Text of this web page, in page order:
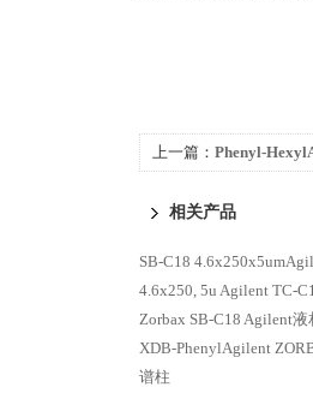
上一篇： Phenyl-
相关产品
SB-C18
4.6x250, 5u Agilent TC-
Zorbax SB-C18 Agilent
XDB-PhenylAgilent
谱柱